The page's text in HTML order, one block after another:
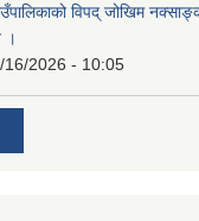
विपद् जोखिम
।
16/2026 - 10:05